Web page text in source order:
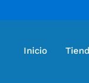
Inicio